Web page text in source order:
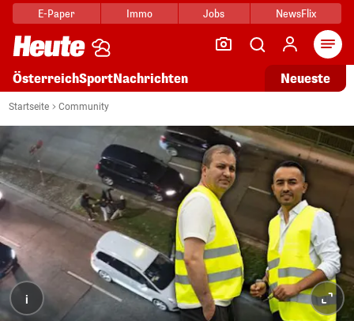
E-Paper Immo Jobs NewsFlix
ÖsterreichSportNachrichten Neueste
Startseite Community
i